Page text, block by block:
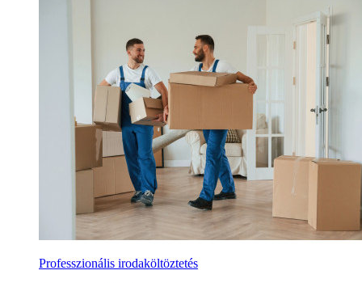
Professzionális irodaköltöztetés